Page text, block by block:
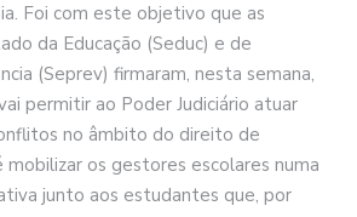
Foi com este objetivo que as
da Educação (Seduc) e de
(Seprev) firmaram, nesta semana,
permitir ao Poder Judiciário atuar
no âmbito do direito de
mobilizar os gestores escolares numa
junto aos estudantes que, por